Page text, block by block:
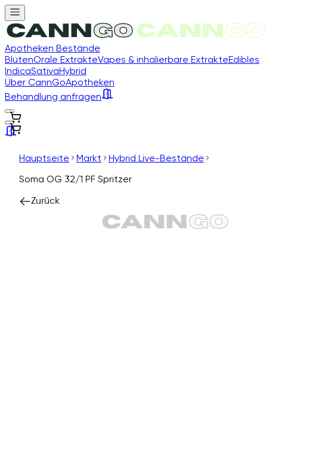
Apotheken Bestände
BlütenOrale ExtrakteVapes & inhalierbare ExtrakteEdibles
IndicaSativaHybrid
Über CannGoApotheken
Behandlung anfragen
Hauptseite Markt
Hybrid Live-Bestände
Soma OG 32/1 PF Spritzer
Zurück